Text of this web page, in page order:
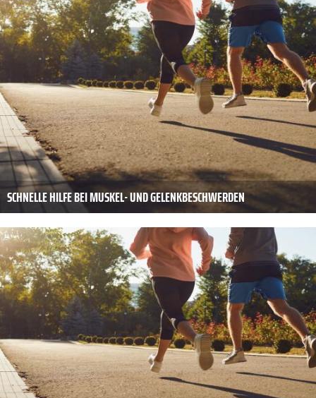
SCHNELLE HILFE BEI MUSKEL- UND GELENKBESCHWERDEN